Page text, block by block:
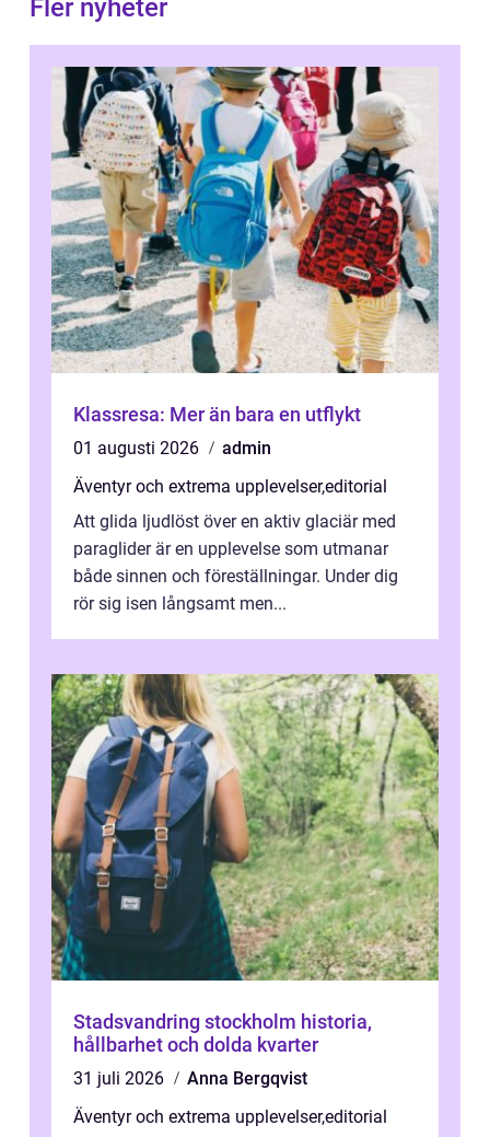
Fler nyheter
Klassresa: Mer än bara en utflykt
01 augusti 2026
admin
Äventyr och extrema upplevelser,editorial
Att glida ljudlöst över en aktiv glaciär med
paraglider är en upplevelse som utmanar
både sinnen och föreställningar. Under dig
rör sig isen långsamt men...
Stadsvandring stockholm historia,
hållbarhet och dolda kvarter
31 juli 2026
Anna Bergqvist
Äventyr och extrema upplevelser,editorial